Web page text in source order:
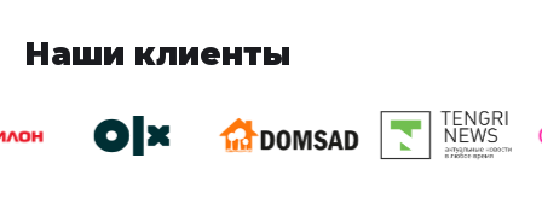
Наши клиенты